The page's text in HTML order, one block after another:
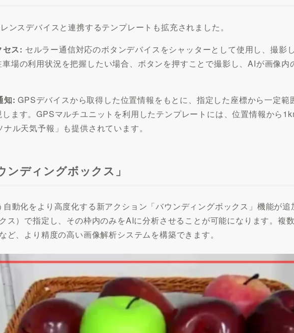
ンスデバイスと連携するテンプレートも拡充されました。
セス: セルラー通信対応のボタンデバイスをシャッターとして使用し、撮影
場の利用状況を把握したい場合、ボタンを押すことで撮影し、AIが画像
知: GPSデバイスから取得した位置情報をもとに、指定した座標から一定
ます。GPSマルチユニットを利用したテンプレートには、位置情報から
ル天気予報」も提供されています。
ディングボックス」
動化をより高度化する新アクション「バウンディングボックス」機能が
ス）で指定し、その枠内のみをAIに分析させることが可能になります。複
、より精度の高い画像解析システムを構築できます。